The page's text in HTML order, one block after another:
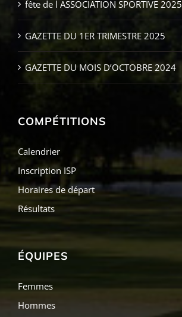
fête de l ASSOCIATION SPORTIVE 2025
GAZETTE DU 1ER TRIMESTRE 2025
GAZETTE DU MOIS D’OCTOBRE 2024
COMPÉTITIONS
Calendrier
Inscription ISP
Horaires de départ
Résultats
ÉQUIPES
Femmes
Hommes